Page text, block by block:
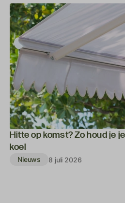
Hitte op komst? Zo houd je
koel
Nieuws 8 juli 2026